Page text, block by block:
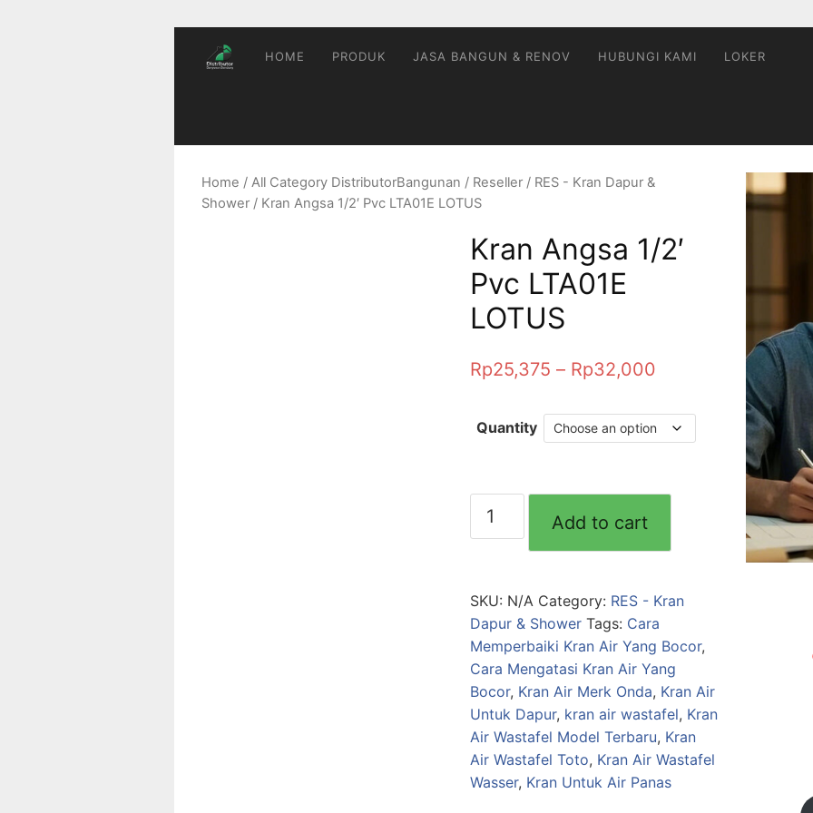
HOME PRODUK JASA BANGUN & RENOV HUBUNGI KAMI LOKER
Home / All Category DistributorBangunan / Reseller / RES - Kran Dapur &
Shower / Kran Angsa 1/2′ Pvc LTA01E LOTUS
Kran Angsa 1/2′
Pvc LTA01E
LOTUS
Rp25,375 – Rp32,000
Quantity
Angsa
LTA01E
LOTUS
quantity
Add to cart
SKU: N/A Category: RES - Kran
Dapur & Shower Tags: Cara
Memperbaiki Kran Air Yang Bocor,
Cara Mengatasi Kran Air Yang
Bocor, Kran Air Merk Onda, Kran Air
Untuk Dapur, kran air wastafel, Kran
Air Wastafel Model Terbaru, Kran
Air Wastafel Toto, Kran Air Wastafel
Wasser, Kran Untuk Air Panas